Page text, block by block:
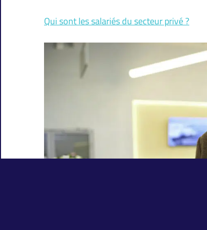
Qui sont les salariés du secteur privé ?